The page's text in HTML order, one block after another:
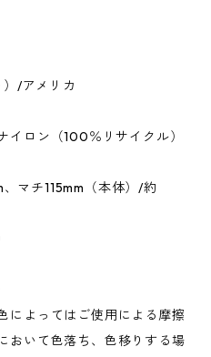
）/アメリカ
イロン（100％リサイクル）
マチ115mm（本体）/約
によってはご使用による摩擦
おいて色落ち、色移りする場